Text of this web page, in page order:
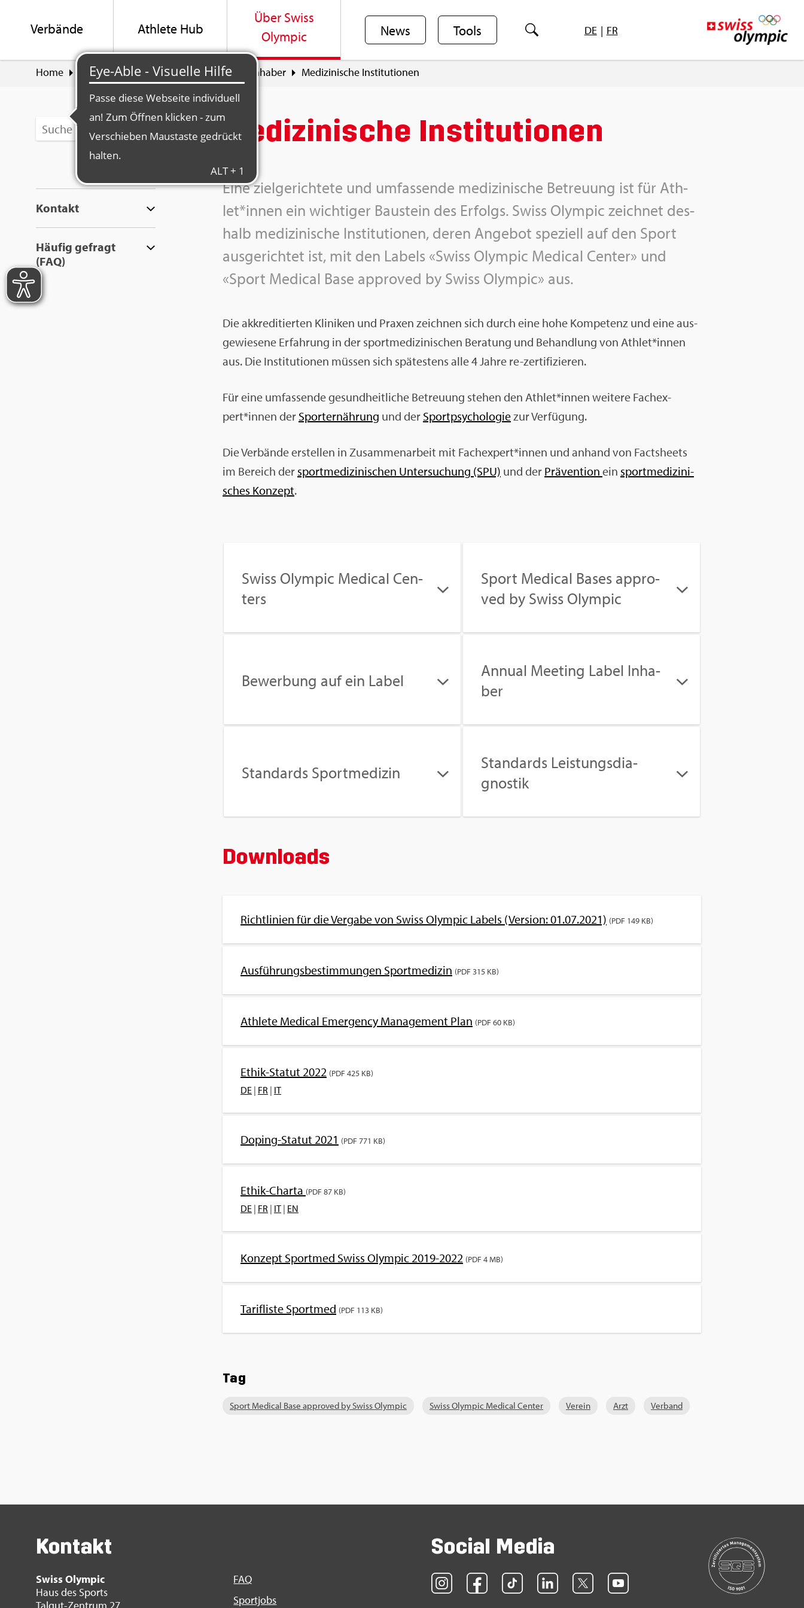
Ver­bän­de Ath­le­te Hub
Über Swiss
Olym­pic
News Tools DE | FR
Home Über Swiss Olym­pic Part­ner & La­bel­in­ha­ber Me­di­zi­ni­sche In­sti­tu­tio­nen
Kon­takt
Häu­fig ge­fragt
(FAQ)
Me­di­zi­ni­sche In­sti­tu­tio­nen
Eine ziel­ge­rich­te­te und um­fas­sen­de me­di­zi­ni­sche Be­treu­ung ist für Ath­
let*innen ein wich­ti­ger Bau­stein des Er­folgs. Swiss Olym­pic zeich­net des­
halb me­di­zi­ni­sche In­sti­tu­tio­nen, deren An­ge­bot spe­zi­ell auf den Sport
aus­ge­rich­tet ist, mit den La­bels «Swiss Olym­pic Me­di­cal Cen­ter» und
«Sport Me­di­cal Base ap­pro­ved by Swiss Olym­pic» aus.
Die ak­kre­di­tier­ten Kli­ni­ken und Pra­xen zeich­nen sich durch eine hohe Kom­pe­tenz und eine aus­
ge­wie­se­ne Er­fah­rung in der sport­me­di­zi­ni­schen Be­ra­tung und Be­hand­lung von Ath­let*innen
aus. Die In­sti­tu­tio­nen müs­sen sich spä­tes­tens alle 4 Jahre re-zer­ti­fi­zie­ren.
Für eine um­fas­sen­de ge­sund­heit­li­che Be­treu­ung ste­hen den Ath­let*innen wei­te­re Fach­ex­
pert*innen der Sport­er­näh­rung und der Sport­psy­cho­lo­giezur Ver­fü­gung.
Die Ver­bän­de er­stel­len in Zu­sam­men­ar­beit mit Fach­ex­pert*innen und an­hand von Facts­heets
im Be­reich der sport­me­di­zi­ni­schen Un­ter­su­chung (SPU) und der Prä­ven­ti­on ein sport­me­di­zi­ni­
sches Kon­zept.
Swiss Olym­pic Me­di­cal Cen­
ters
Sport Me­di­cal Bases ap­pro­
ved by Swiss Olym­pic
Be­wer­bung auf ein Label
An­nu­al Mee­ting Label In­ha­
ber
Stan­dards Sport­me­di­zin
Stan­dards Leis­tungs­dia­
gnos­tik
Down­loads
Richt­li­ni­en für die Ver­ga­be von Swiss Olym­pic La­bels (Ver­si­on: 01.07.2021) (PDF 149 KB)
Aus­füh­rungs­be­stim­mun­gen Sport­me­di­zin (PDF 315 KB)
Ath­le­te Me­di­cal Emer­gen­cy Ma­nage­ment Plan (PDF 60 KB)
Ethik-Sta­tut 2022 (PDF 425 KB)
DE | FR | IT
Do­ping-Sta­tut 2021 (PDF 771 KB)
Ethik-Char­ta (PDF 87 KB)
DE | FR | IT | EN
Kon­zept Sport­med Swiss Olym­pic 2019-2022 (PDF 4 MB)
Ta­rif­lis­te Sport­med (PDF 113 KB)
Tag
Sport Me­di­cal Base ap­pro­ved by Swiss Olym­pic Swiss Olym­pic Me­di­cal Cen­ter Ver­ein Arzt Ver­band
Kon­takt
Swiss Olym­pic
Haus des Sports
FAQ
Sport­jobs
So­ci­al Media